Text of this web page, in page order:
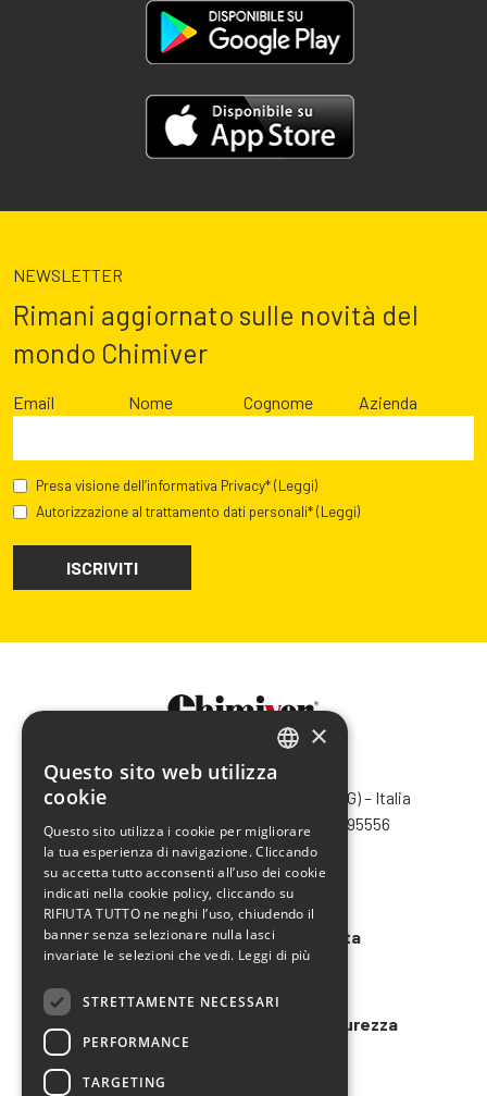
NEWSLETTER
Rimani aggiornato sulle novità del
mondo Chimiver
Email Nome Cognome Azienda
Presa visione dell’informativa Privacy*(Leggi)
Autorizzazione al trattamento dati personali*(Leggi)
CHIMIVER PANSERI S.p.A.
Via Bergamo, 1401 – 24030 Pontida (BG) – Italia
Tel.
+39 035 795031
– Fax +39 035 795556
info@chimiver.com
Faq
Condizioni generali di vendita
Modello 231 e Organigramma Sicurezza
FRENCH
SPANISH
×
Questo sito web utilizza
cookie
Questo sito utilizza i cookie per migliorare
la tua esperienza di navigazione. Cliccando
su accetta tutto acconsenti all’uso dei cookie
indicati nella cookie policy, cliccando su
RIFIUTA TUTTO ne neghi l’uso, chiudendo il
banner senza selezionare nulla lasci
invariate le selezioni che vedi. Leggi di più
STRETTAMENTE NECESSARI
PERFORMANCE
TARGETING